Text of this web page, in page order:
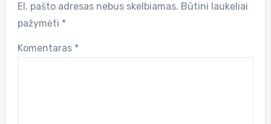
El. pašto adresas nebus skelbiamas. Būtini laukeliai
pažymėti *
Komentaras *